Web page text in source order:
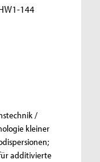
144
/
kleiner
additivierte